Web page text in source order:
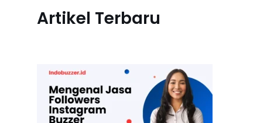
Artikel Terbaru